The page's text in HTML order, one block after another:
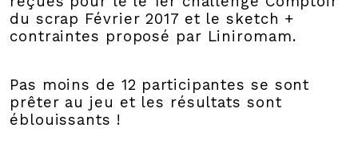
du scrap Février 2017 et le sketch +
contraintes proposé par Liniromam.
Pas moins de 12 participantes se sont
prêter au jeu et les résultats sont
éblouissants !